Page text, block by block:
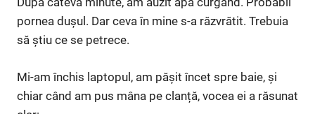
pornea dușul. Dar ceva în mine s-a răzvrătit. Trebuia
să știu ce se petrece.
Mi-am închis laptopul, am pășit încet spre baie, și
chiar când am pus mâna pe clanță, vocea ei a răsunat